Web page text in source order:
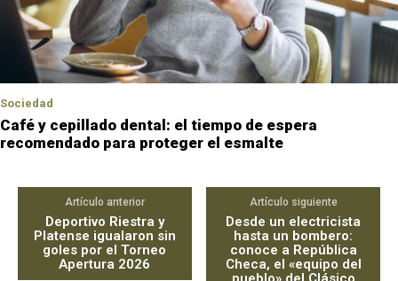
Sociedad
Café y cepillado dental: el tiempo de espera
recomendado para proteger el esmalte
Artículo anterior
Deportivo Riestra y
Platense igualaron sin
goles por el Torneo
Apertura 2026
Artículo siguiente
Desde un electricista
hasta un bombero:
conoce a República
Checa, el «equipo del